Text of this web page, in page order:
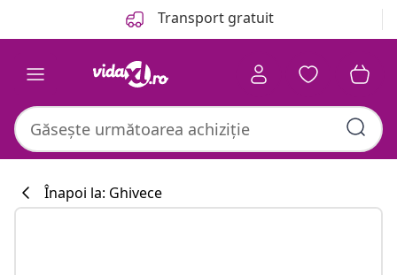
Transport gratuit
Înapoi la: Ghivece